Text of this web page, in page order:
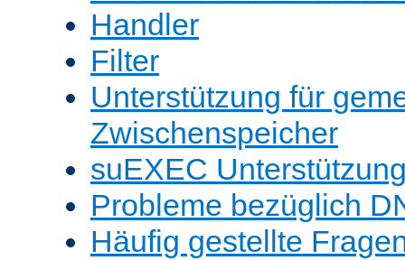
Handler
Filter
Unterstützung für
Zwischenspeicher
suEXEC
Probleme bezüglich
Häufig gestellte